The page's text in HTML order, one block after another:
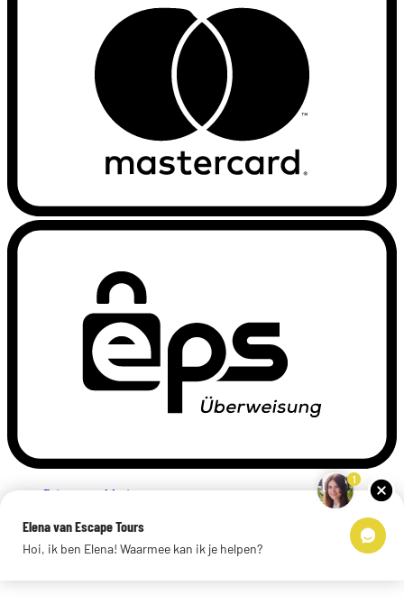
Privacyverklaring
Links
© 2026 Escape Tours
1
Elena van Escape Tours
Hoi, ik ben Elena! Waarmee kan ik je helpen?